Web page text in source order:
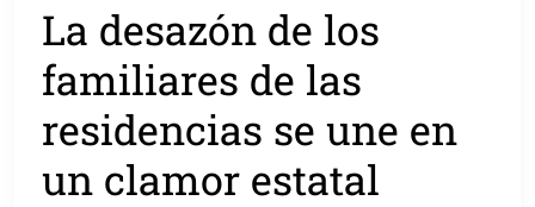
La desazón de los
familiares de las
residencias se une en
un clamor estatal